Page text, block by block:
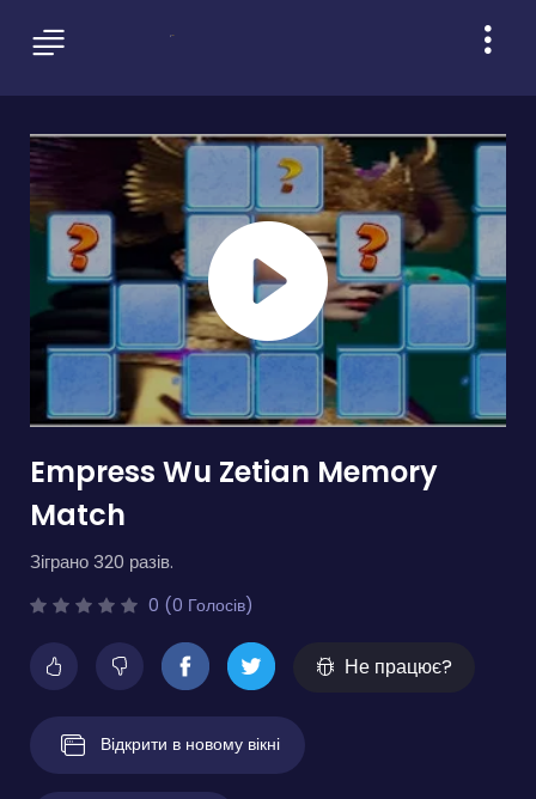
Empress Wu Zetian Memory
Match
Зіграно 320 разів.
0 (0 Голосів)
Не працює?
Відкрити в новому вікні